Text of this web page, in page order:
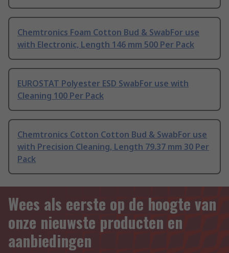
Chemtronics Foam Cotton Bud & SwabFor use
with Electronic, Length 146 mm 500 Per Pack
EUROSTAT Polyester ESD SwabFor use with
Cleaning 100 Per Pack
Chemtronics Cotton Cotton Bud & SwabFor use
with Precision Cleaning, Length 79.37 mm 30 Per
Pack
Wees als eerste op de hoogte van
onze nieuwste producten en
aanbiedingen